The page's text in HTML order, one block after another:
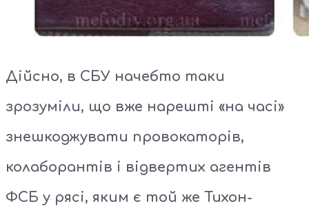
Дійсно, в СБУ начебто таки
зрозуміли, що вже нарешті «на часі»
знешкоджувати провокаторів,
колаборантів і відвертих агентів
ФСБ у рясі, яким є той же Тихон-